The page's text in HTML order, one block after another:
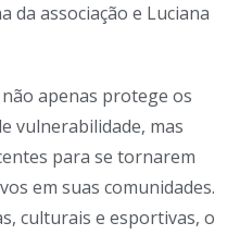
da associação e Luciana
apenas protege os
vulnerabilidade, mas
para se tornarem
em suas comunidades.
culturais e esportivas, o